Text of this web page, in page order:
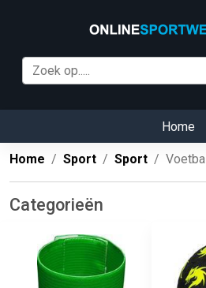
Home
Home Sport Sport Voetbal
Categorieën